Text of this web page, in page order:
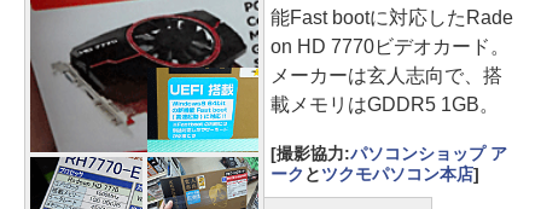
能Fast bootに対応したRade
on HD 7770ビデオカード。
メーカーは玄人志向で、搭
載メモリはGDDR5 1GB。
[撮影協力:パソコンショップ ア
ーク とツクモパソコン本店]